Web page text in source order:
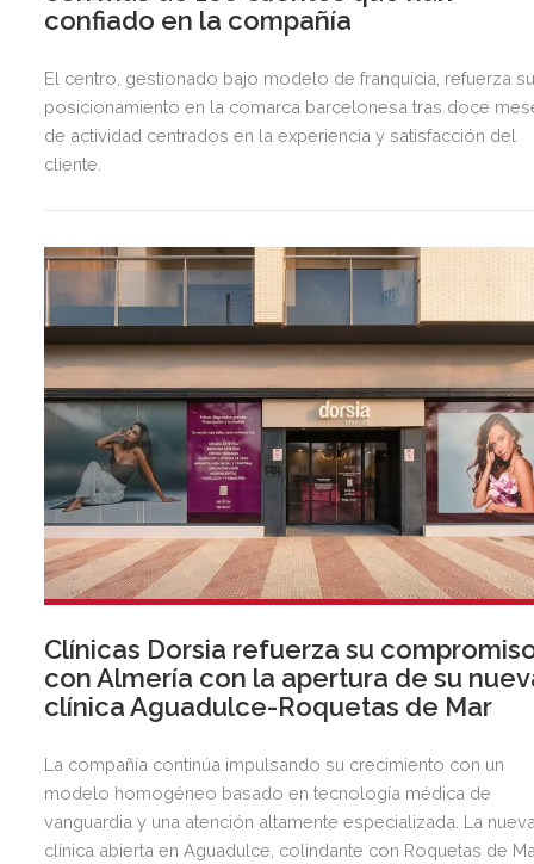
confiado en la compañía
El centro, gestionado bajo modelo de franquicia, refuerza
posicionamiento en la comarca barcelonesa tras doce
de actividad centrados en la experiencia y satisfacción del
cliente.
Clínicas Dorsia refuerza su
con Almería con la apertura de su
clínica Aguadulce-Roquetas de Mar
La compañía continúa impulsando su crecimiento con un
modelo homogéneo basado en tecnología médica de
vanguardia y una atención altamente especializada. La
clínica abierta en Aguadulce, colindante con Roquetas de